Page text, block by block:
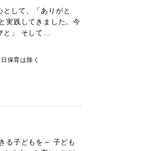
して、「ありがと
実践してきました。今
と」 そして…
保育は除く
る子どもを～ 子ども